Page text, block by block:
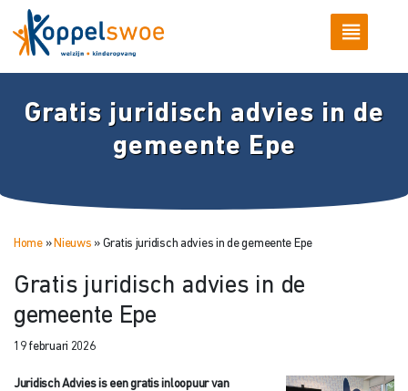
Gratis juridisch advies in de
gemeente Epe
Home» Nieuws » Gratis juridisch advies in de gemeente Epe
Gratis juridisch advies in de
gemeente Epe
19 februari 2026
Juridisch Advies is een gratis inloopuur van